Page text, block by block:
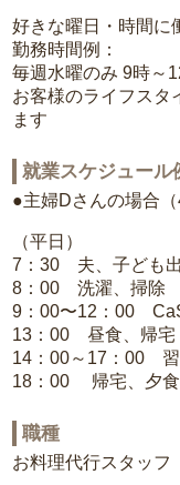
好きな曜日・時間に
勤務時間例：
毎週水曜のみ 9時～
お客様のライフスタ
ます
就業スケジュール
●主婦Dさんの場合（
（平日）
7：30 夫、子ども
8：00 洗濯、掃除
9：00〜12：00
13：00 昼食、帰宅
14：00～17：00
18：00 帰宅、夕食
職種
お料理代行スタッフ